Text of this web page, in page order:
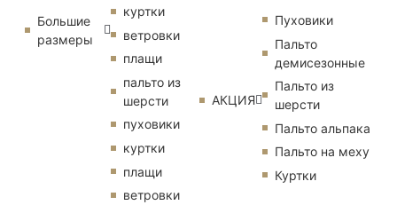
Большие
размеры
куртки
ветровки
плащи
пальто из
шерсти
пуховики
куртки
плащи
ветровки
АКЦИЯ
Пуховики
Пальто
демисезонные
Пальто из
шерсти
Пальто альпака
Пальто на меху
Куртки